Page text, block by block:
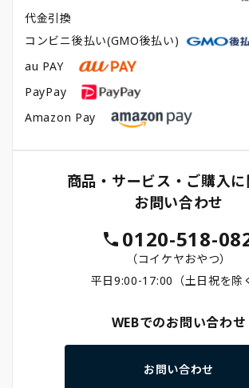
代金引換
コンビニ後払い(GMO後払い)
au PAY
PayPay
Amazon Pay
商品・サービス・ご購入に
お問い合わせ
0120-518-
（コイケヤおやつ）
平日9:00-17:00（土日祝を除
WEBでのお問い合わせ
お問い合わせ